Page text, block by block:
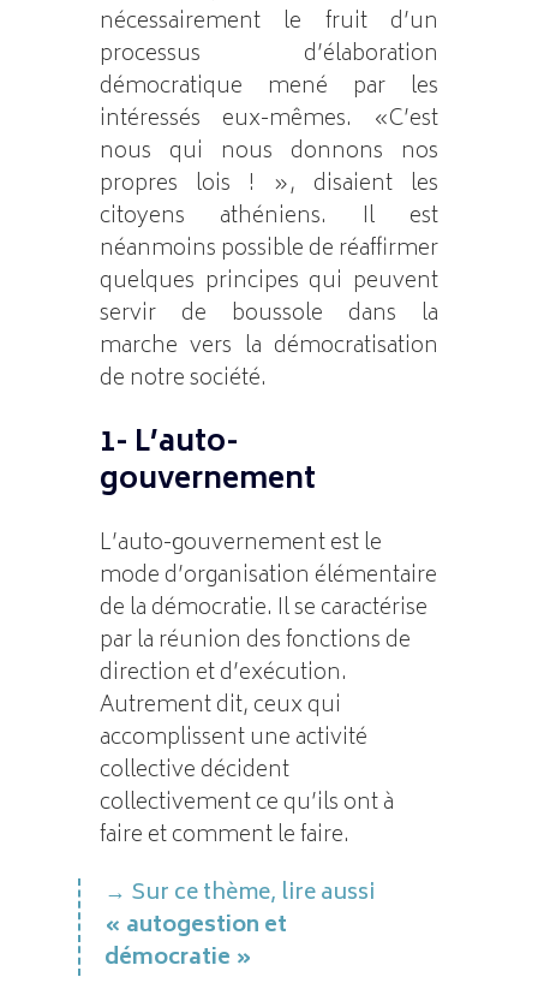
nécessairement le fruit d’un
processus d’élaboration
démocratique mené par les
intéressés eux-mêmes. «C’est
nous qui nous donnons nos
propres lois ! », disaient les
citoyens athéniens. Il est
néanmoins possible de réaffirmer
quelques principes qui peuvent
servir de boussole dans la
marche vers la démocratisation
de notre société.
1- L’auto-
gouvernement
L’auto-gouvernement est le
mode d’organisation élémentaire
de la démocratie. Il se caractérise
par la réunion des fonctions de
direction et d’exécution.
Autrement dit, ceux qui
accomplissent une activité
collective décident
collectivement ce qu’ils ont à
faire et comment le faire.
Sur ce thème, lire aussi
« autogestion et
démocratie »